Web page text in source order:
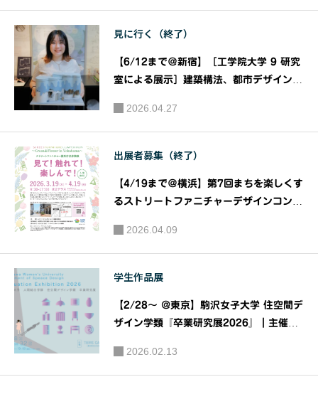
東甲信越
支部 住宅
見に行く（終了）
【6/12まで＠新宿】［工学院大学 9 研究
室による展示］建築構法、都市デザイン、
イン、保存・再生などをテーマに、週替わ
りのリレー形式で『ARCHITECTURE W
EEKS 2026』｜主催：工学院大学建築学
2026.04.27
出展者募集（終了）
【4/19まで＠横浜】第7回まちを楽しくす
るストリートファニチャーデザインコンペ
hama～ ストリートファニチャー優秀作品
体験展 「見て！触れて！楽しんで！」｜
主催：ストリートファニチャーコンペ運営
2026.04.09
学生作品展
【2/28〜 @東京】駒沢女子大学 住空間デ
ザイン学類『卒業研究展2026』｜主催：
ン学類
2026.02.13